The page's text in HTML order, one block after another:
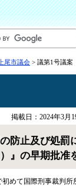
上尾市議会 > 議第1号議案
掲載日：2024年3月
の防止及び処罰
』の早期批准
めて国際刑事裁判所